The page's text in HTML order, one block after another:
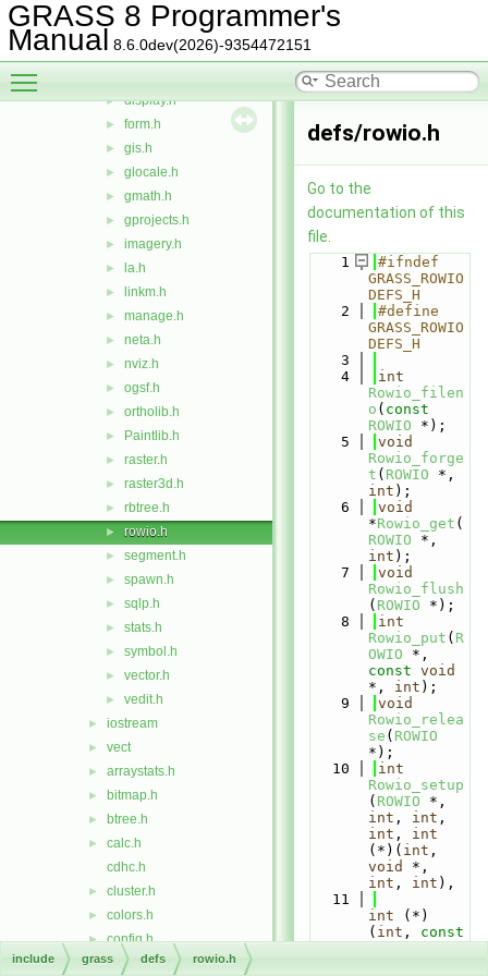
GRASS 8 Programmer's
Manual 8.6.0dev(2026)-9354472151
► datetime.h
► dbmi.h
► devlib.h
► display.h
► form.h
► gis.h
► glocale.h
► gmath.h
► gprojects.h
► imagery.h
► la.h
► linkm.h
► manage.h
► neta.h
► nviz.h
► ogsf.h
► ortholib.h
► Paintlib.h
► raster.h
► raster3d.h
► rbtree.h
► rowio.h
► segment.h
► spawn.h
► sqlp.h
► stats.h
► symbol.h
► vector.h
► vedit.h
► iostream
► vect
► arraystats.h
► bitmap.h
► btree.h
►
calc.h
cdhc.h
► cluster.h
► colors.h
► config.h
► datetime.h
defs/rowio.h
Go to the
documentation of this
file.
    1
#ifndef
GRASS_ROWIO
DEFS_H
    2
#define
GRASS_ROWIO
DEFS_H
    3
    4
int
Rowio_filen
o ( const
ROWIO *);
    5
void
Rowio_forge
t ( ROWIO
int );
    6
void
*Rowio_get (
ROWIO
int );
    7
void
Rowio_flush
( ROWIO *);
    8
int
Rowio_put ( R
OWIO
const void
*, int );
    9
void
Rowio_relea
se ( ROWIO
*);
   10
int
Rowio_setup
( ROWIO
int , int
int , int
(*)( int
void
int , int ),
   11
int (*)
( int , const
include grass defs rowio.h